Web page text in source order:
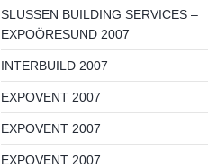
SLUSSEN BUILDING SERVICES –
EXPOÖRESUND 2007
INTERBUILD 2007
EXPOVENT 2007
EXPOVENT 2007
EXPOVENT 2007